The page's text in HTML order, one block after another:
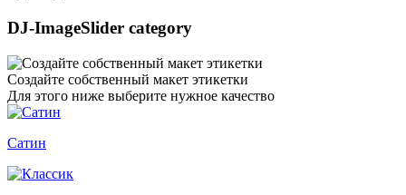
DJ-ImageSlider category
Создайте собственный макет этикетки
Для этого ниже выберите нужное качество
Сатин